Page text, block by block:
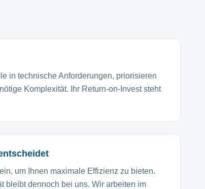
in technische Anforderungen, priorisieren
Komplexität. Ihr Return-on-Invest steht
um Ihnen maximale Effizienz zu bieten.
bleibt dennoch bei uns. Wir arbeiten im